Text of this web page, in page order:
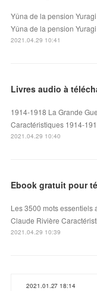
Yûna de la pension
Yûna de la pension
2021.04.29 10:41
Livres audio à
1914-1918 La Grande
Caractéristiques 1914-
2021.04.29 10:40
Ebook gratuit pour
Les 3500 mots essentiels
Claude Rivière
2021.04.29 10:39
2021.01.27 18:14